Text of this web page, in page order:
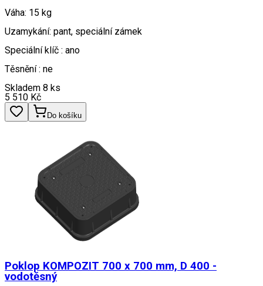
Váha: 15 kg
Uzamykání: pant, speciální zámek
Speciální klíč : ano
Těsnění : ne
Skladem 8 ks
5 510 Kč
Do košíku
Poklop KOMPOZIT 700 x 700 mm, D 400 -
vodotěsný